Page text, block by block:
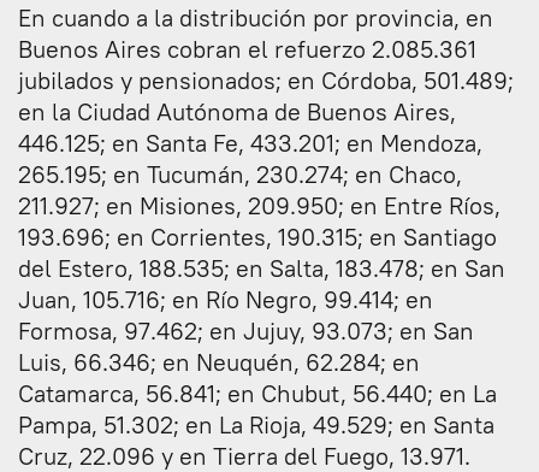
En cuando a la distribución por provincia, en
Buenos Aires cobran el refuerzo 2.085.361
jubilados y pensionados; en Córdoba, 501.489;
en la Ciudad Autónoma de Buenos Aires,
446.125; en Santa Fe, 433.201; en Mendoza,
265.195; en Tucumán, 230.274; en Chaco,
211.927; en Misiones, 209.950; en Entre Ríos,
193.696; en Corrientes, 190.315; en Santiago
del Estero, 188.535; en Salta, 183.478; en San
Juan, 105.716; en Río Negro, 99.414; en
Formosa, 97.462; en Jujuy, 93.073; en San
Luis, 66.346; en Neuquén, 62.284; en
Catamarca, 56.841; en Chubut, 56.440; en La
Pampa, 51.302; en La Rioja, 49.529; en Santa
Cruz, 22.096 y en Tierra del Fuego, 13.971.